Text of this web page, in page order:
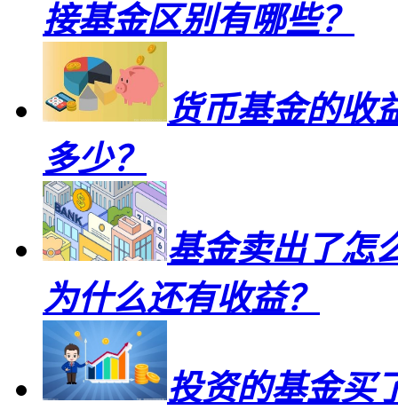
接基金区别有哪些？
货币基金的收
多少？
基金卖出了怎
为什么还有收益？
投资的基金买